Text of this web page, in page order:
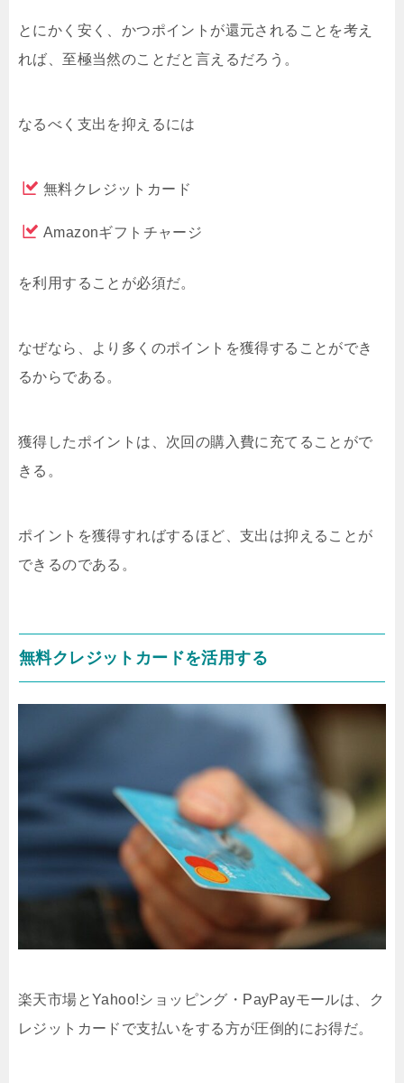
とにかく安く、かつポイントが還元されることを考え
れば、至極当然のことだと言えるだろう。
なるべく支出を抑えるには
無料クレジットカード
Amazonギフトチャージ
を利用することが必須だ。
なぜなら、より多くのポイントを獲得することができ
るからである。
獲得したポイントは、次回の購入費に充てることがで
きる。
ポイントを獲得すればするほど、支出は抑えることが
できるのである。
無料クレジットカードを活用する
楽天市場とYahoo!ショッピング・PayPayモールは、ク
レジットカードで支払いをする方が圧倒的にお得だ。